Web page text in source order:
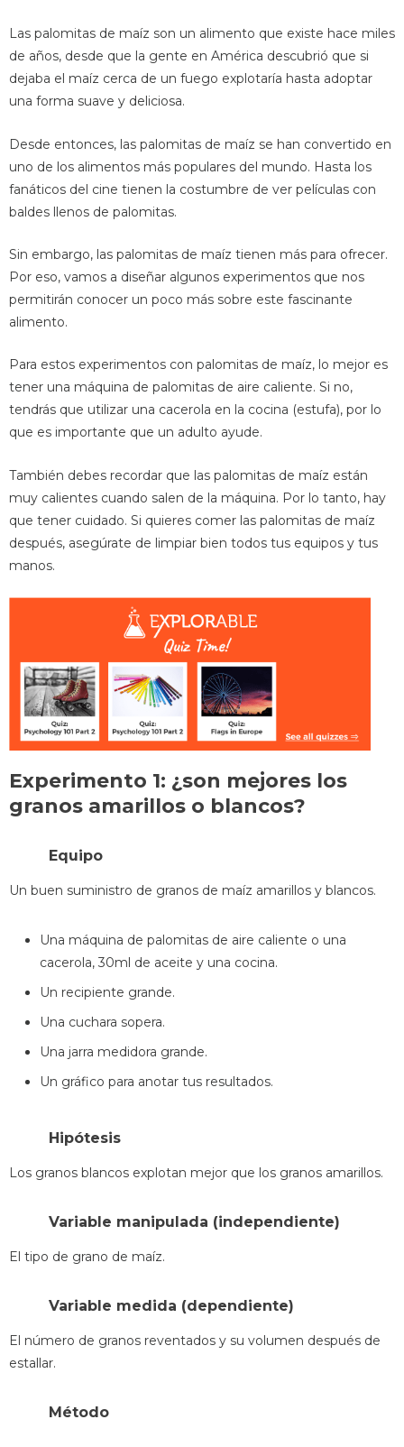
Las palomitas de maíz son un alimento que existe hace miles
de años, desde que la gente en América descubrió que si
dejaba el maíz cerca de un fuego explotaría hasta adoptar
una forma suave y deliciosa.
Desde entonces, las palomitas de maíz se han convertido en
uno de los alimentos más populares del mundo. Hasta los
fanáticos del cine tienen la costumbre de ver películas con
baldes llenos de palomitas.
Sin embargo, las palomitas de maíz tienen más para ofrecer.
Por eso, vamos a diseñar algunos experimentos que nos
permitirán conocer un poco más sobre este fascinante
alimento.
Para estos experimentos con palomitas de maíz, lo mejor es
tener una máquina de palomitas de aire caliente. Si no,
tendrás que utilizar una cacerola en la cocina (estufa), por lo
que es importante que un adulto ayude.
También debes recordar que las palomitas de maíz están
muy calientes cuando salen de la máquina. Por lo tanto, hay
que tener cuidado. Si quieres comer las palomitas de maíz
después, asegúrate de limpiar bien todos tus equipos y tus
manos.
Experimento 1: ¿son mejores los
granos amarillos o blancos?
Equipo
Un buen suministro de granos de maíz amarillos y blancos.
Una máquina de palomitas de aire caliente o una
cacerola, 30ml de aceite y una cocina.
Un recipiente grande.
Una cuchara sopera.
Una jarra medidora grande.
Un gráfico para anotar tus resultados.
Hipótesis
Los granos blancos explotan mejor que los granos amarillos.
Variable manipulada (independiente)
El tipo de grano de maíz.
Variable medida (dependiente)
El número de granos reventados y su volumen después de
estallar.
Método